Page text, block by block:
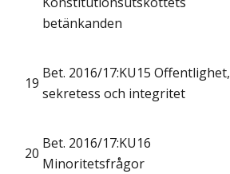
betänkanden
19
Bet. 2016/17:KU15 Offentlighet,
sekretess och integritet
20
Bet. 2016/17:KU16
Minoritetsfrågor